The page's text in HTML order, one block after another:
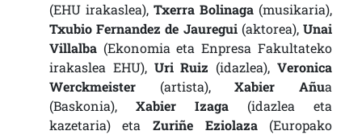
(EHU irakaslea), Txerra Bolinaga (musikaria),
Txubio Fernandez de Jauregui(aktorea),Unai
Villalba(Ekonomia eta Enpresa Fakultateko
irakaslea EHU), Uri Ruiz (idazlea),Veronica
Werckmeister(artista),Xabier Añua
(Baskonia), Xabier Izaga (idazlea eta
kazetaria) eta Zuriñe Eziolaza(Europako